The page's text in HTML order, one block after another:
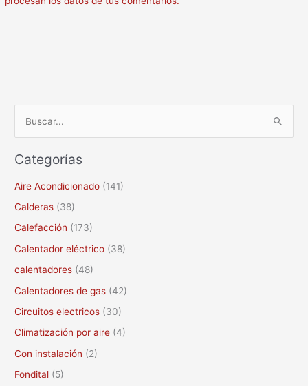
s
o
r
:
Categorías
Aire Acondicionado (141)
Calderas (38)
Calefacción (173)
Calentador eléctrico (38)
calentadores (48)
Calentadores de gas (42)
Circuitos electricos (30)
Climatización por aire (4)
Con instalación (2)
Fondital (5)